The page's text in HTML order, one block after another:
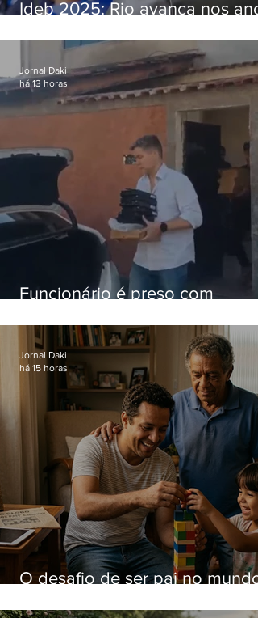
Ideb 2025: Rio avança nos
nacional
Funcionário é preso com
Hospital do Andaraí
Jornal Daki
há 13 horas
O desafio de ser pai no mundo
Jornal Daki
há 15 horas